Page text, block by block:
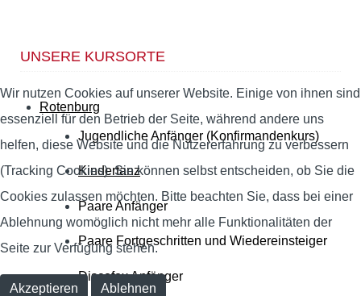
UNSERE KURSORTE
Rotenburg
Jugendliche Anfänger (Konfirmandenkurs)
Kindertanz
Paare Anfänger
Paare Fortgeschritten und Wiedereinsteiger
Discofox Anfänger
Wir nutzen Cookies auf unserer Website. Einige von ihnen sind
essenziell für den Betrieb der Seite, während andere uns
helfen, diese Website und die Nutzererfahrung zu verbessern
(Tracking Cookies). Sie können selbst entscheiden, ob Sie die
Cookies zulassen möchten. Bitte beachten Sie, dass bei einer
Ablehnung womöglich nicht mehr alle Funktionalitäten der
Seite zur Verfügung stehen.
Akzeptieren
Ablehnen